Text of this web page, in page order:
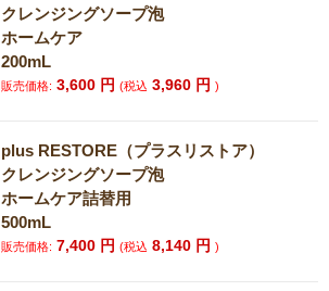
クレンジングソープ泡
ホームケア
200mL
販売価格: 3,600 円(税込 3,960 円)
plus RESTORE（プラスリストア）
クレンジングソープ泡
ホームケア詰替用
500mL
販売価格: 7,400 円(税込 8,140 円)